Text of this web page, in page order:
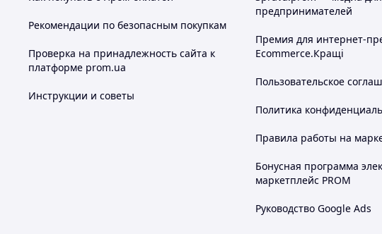
Рекомендации по безопасным покупкам
Проверка на принадлежность сайта к
платформе prom.ua
Инструкции и советы
предпринимателей
Премия для интернет-
Ecommerce.Кращі
Пользовательское
Политика
Правила работы на
Бонусная программа
маркетплейс PROM
Руководство Google Ads